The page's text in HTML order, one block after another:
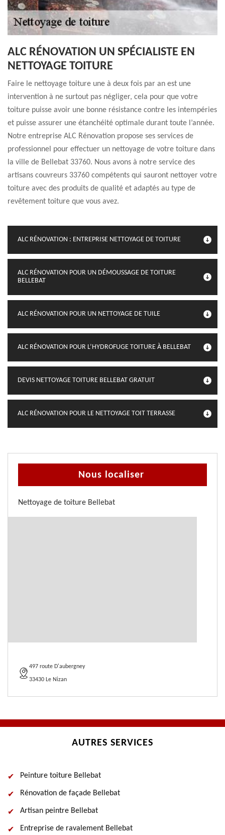
ALC RÉNOVATION UN SPÉCIALISTE EN
NETTOYAGE TOITURE
Faire le nettoyage toiture une à deux fois par an est une
intervention à ne surtout pas négliger, cela pour que votre
toiture puisse avoir une bonne résistance contre les intempéries
et puisse assurer une étanchéité optimale durant toute l’année.
Notre entreprise ALC Rénovation propose ses services de
professionnel pour effectuer un nettoyage de votre toiture dans
la ville de Bellebat 33760. Nous avons à notre service des
artisans couvreurs 33760 compétents qui sauront nettoyer votre
toiture avec des produits de qualité et adaptés au type de
revêtement toiture que vous avez.
ALC RÉNOVATION : ENTREPRISE NETTOYAGE DE TOITURE
ALC RÉNOVATION POUR UN DÉMOUSSAGE DE TOITURE
BELLEBAT
ALC RÉNOVATION POUR UN NETTOYAGE DE TUILE
ALC RÉNOVATION POUR L’HYDROFUGE TOITURE À BELLEBAT
DEVIS NETTOYAGE TOITURE BELLEBAT GRATUIT
ALC RÉNOVATION POUR LE NETTOYAGE TOIT TERRASSE
Nous localiser
Nettoyage de toiture Bellebat
497 route D'aubergney
33430 Le Nizan
AUTRES SERVICES
Peinture toiture Bellebat
Rénovation de façade Bellebat
Artisan peintre Bellebat
Entreprise de ravalement Bellebat